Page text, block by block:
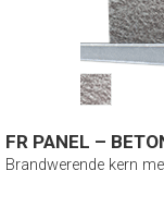
FR PANEL –
Brandwerende kern